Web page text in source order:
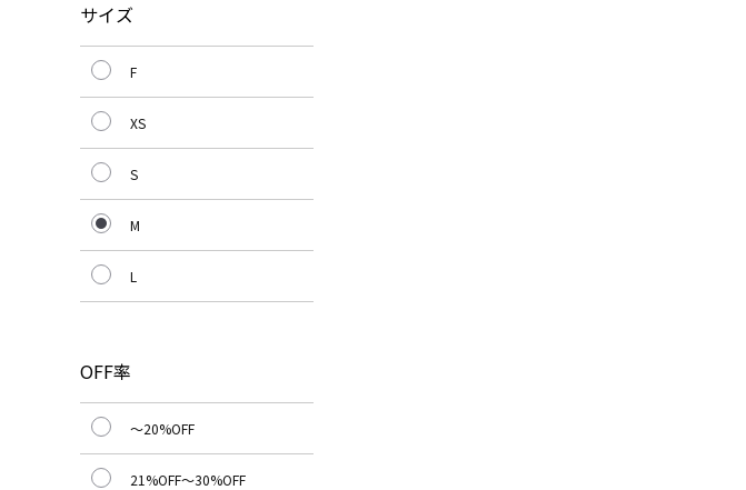
サイズ
F
XS
S
M
L
OFF率
～20%OFF
21%OFF～30%OFF